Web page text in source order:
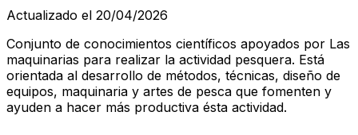
Actualizado el 20/04/2026
Conjunto de conocimientos científicos apoyados por Las
maquinarias para realizar la actividad pesquera. Está
orientada al desarrollo de métodos, técnicas, diseño de
equipos, maquinaria y artes de pesca que fomenten y
ayuden a hacer más productiva ésta actividad.